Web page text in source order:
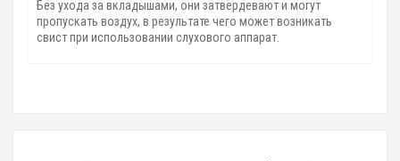
Без ухода за вкладышами, они затвердевают и могут
пропускать воздух, в результате чего может возникать
свист при использовании слухового аппарат.